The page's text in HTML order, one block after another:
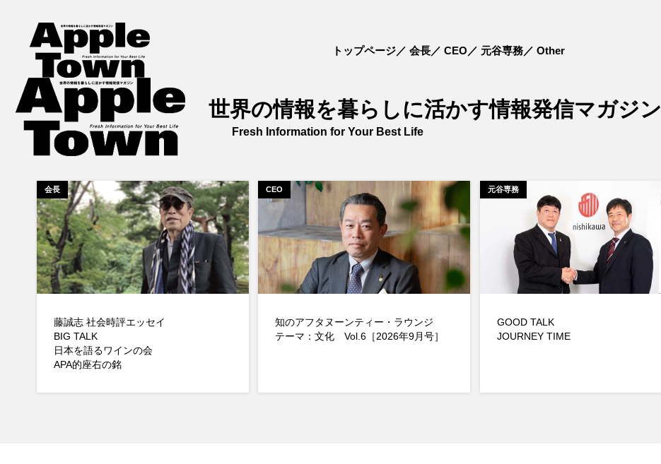
トップページ 会長 CEO 元谷専務 Other
世界の情報を暮らしに活かす情報発信マガジン
Fresh Information for Your Best Life
会長
藤誠志 社会時評エッセイ
BIG TALK
日本を語るワインの会
APA的座右の銘
CEO
知のアフタヌーンティー・ラウンジ
テーマ：文化 Vol.6［2026年9月号］
元谷専務
GOOD TALK
JOURNEY TIME